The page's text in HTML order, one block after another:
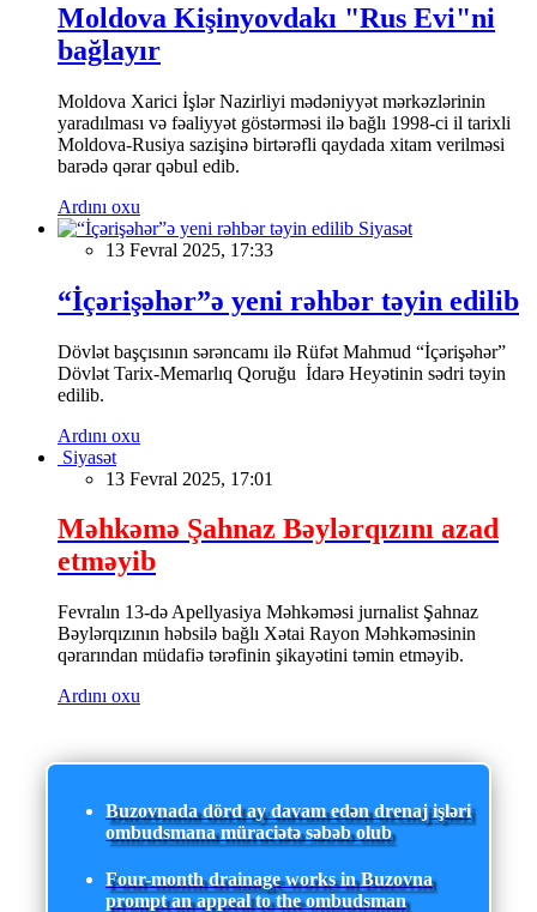
Moldova Kişinyovdakı "Rus Evi"ni
bağlayır
Moldova Xarici İşlər Nazirliyi mədəniyyət mərkəzlərinin
yaradılması və fəaliyyət göstərməsi ilə bağlı 1998-ci il tarixli
Moldova-Rusiya sazişinə birtərəfli qaydada xitam verilməsi
barədə qərar qəbul edib.
Ardını oxu
Siyasət
13 Fevral 2025, 17:33
“İçərişəhər”ə yeni rəhbər təyin edilib
Dövlət başçısının sərəncamı ilə Rüfət Mahmud “İçərişəhər”
Dövlət Tarix-Memarlıq Qoruğu İdarə Heyətinin sədri təyin
edilib.
Ardını oxu
Siyasət
13 Fevral 2025, 17:01
Məhkəmə Şahnaz Bəylərqızını azad
etməyib
Fevralın 13-də Apellyasiya Məhkəməsi jurnalist Şahnaz
Bəylərqızının həbsilə bağlı Xətai Rayon Məhkəməsinin
qərarından müdafiə tərəfinin şikayətini təmin etməyib.
Ardını oxu
Buzovnada dörd ay davam edən drenaj işləri
ombudsmana müraciətə səbəb olub
Four-month drainage works in Buzovna
prompt an appeal to the ombudsman